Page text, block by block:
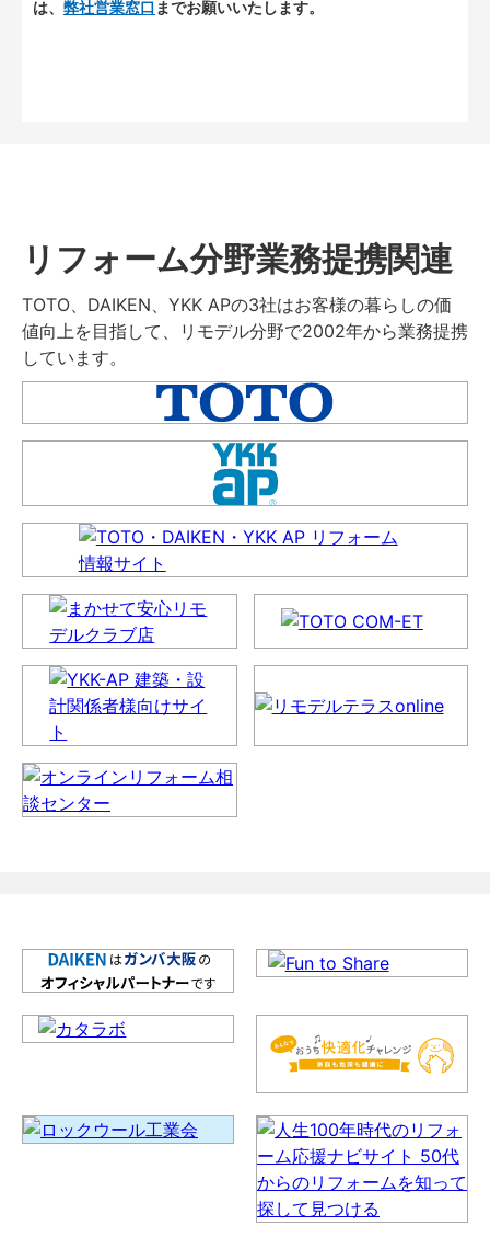
は、 弊社営業窓口 までお願いいたします。
リフォーム分野業務提携関連
TOTO、DAIKEN、YKK APの3社はお客様の暮らしの価
値向上を目指して、リモデル分野で2002年から業務提携
しています。